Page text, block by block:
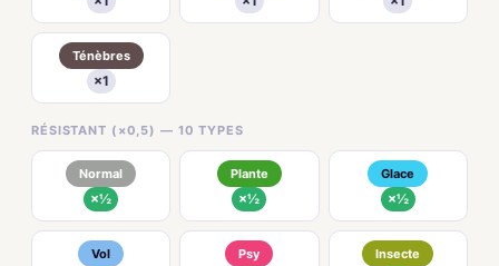
Ténèbres
×1
RÉSISTANT (×0,5) — 10 TYPES
Normal
×½
Plante
×½
Glace
×½
Vol Psy Insecte